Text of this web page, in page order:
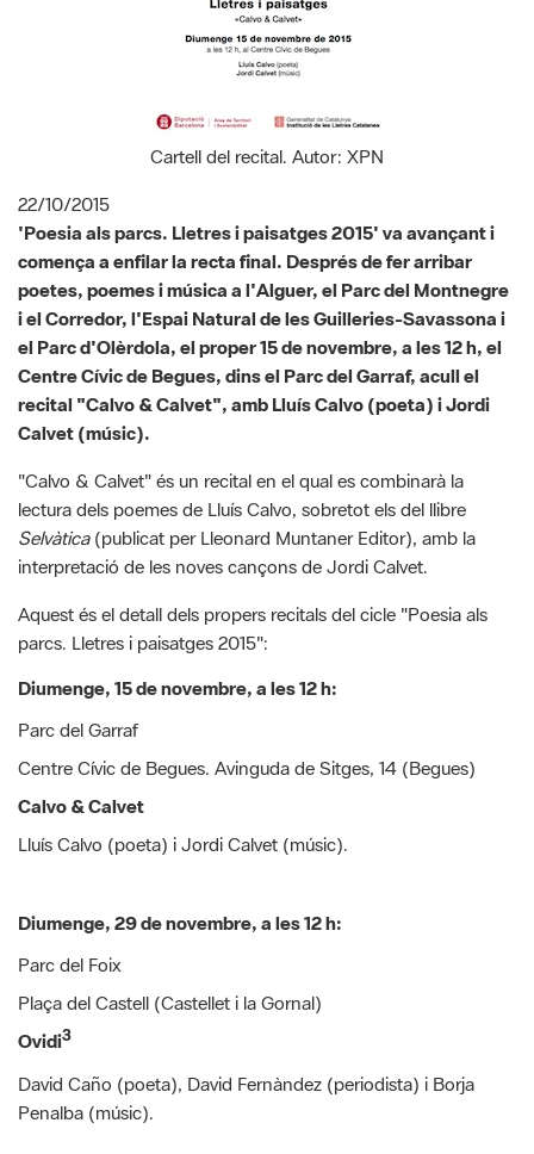
Cartell del recital. Autor: XPN
'Poesia als parcs. Lletres i paisatges 2015' va avançant i
poetes, poemes i música a l'Alguer, el Parc del Montnegre
i el Corredor, l'Espai Natural de les Guilleries-Savassona i
el Parc d'Olèrdola, el proper 15 de novembre, a les 12 h, el
Centre Cívic de Begues, dins el Parc del Garraf, acull el
recital "Calvo & Calvet", amb Lluís Calvo (poeta) i Jordi
Calvet (músic).
"Calvo & Calvet" és un recital en el qual es combinarà la
lectura dels poemes de Lluís Calvo, sobretot els del llibre
Selvàtica
(publicat per Lleonard Muntaner Editor), amb la
interpretació de les noves cançons de Jordi Calvet.
Aquest és el detall dels propers recitals del cicle "Poesia als
parcs. Lletres i paisatges 2015":
Diumenge, 15 de novembre, a les 12 h:
Parc del Garraf
Centre Cívic de Begues. Avinguda de Sitges, 14 (Begues)
Calvo & Calvet
Lluís Calvo (poeta) i Jordi Calvet (músic).
Diumenge, 29 de novembre, a les 12 h:
Plaça del Castell (Castellet i la Gornal)
Ovidi
David Caño (poeta),David Fernàndez (periodista) i
Penalba (músic)
Ambdues actuacions completen el cicle d'enguany que va